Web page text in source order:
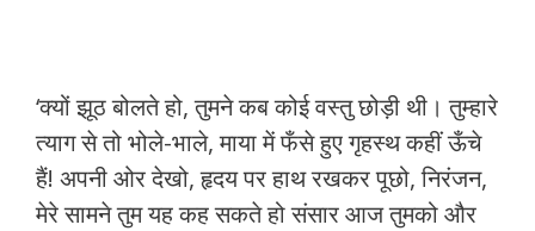
‘क्यों झूठ बोलते हो, तुमने कब कोई वस्तु छोड़ी थी। तुम्हारे
त्याग से तो भोले-भाले, माया में फँसे हुए गृहस्थ कहीं ऊँचे
हैं! अपनी ओर देखो, हृदय पर हाथ रखकर पूछो, निरंजन,
मेरे सामने तुम यह कह सकते हो संसार आज तुमको और